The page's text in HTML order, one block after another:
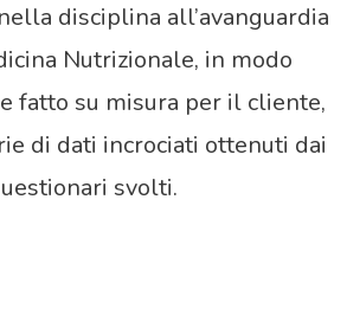
disciplina all’avanguardia
Nutrizionale, in modo
fatto su misura per il cliente,
di dati incrociati ottenuti dai
svolti.